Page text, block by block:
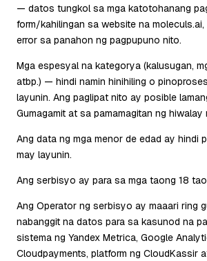
— datos tungkol sa mga katotohanang
form/kahilingan sa website na moleculs.ai,
error sa panahon ng pagpupuno nito.
Mga espesyal na kategorya (kalusugan,
atbp.) — hindi namin hinihiling o
layunin. Ang paglipat nito ay posible
Gumagamit at sa pamamagitan ng hiwalay
Ang data ng mga menor de edad ay hindi
may layunin.
Ang serbisyo ay para sa mga taong 18
Ang Operator ng serbisyo ay maaari ring
nabanggit na datos para sa kasunod na
sistema ng Yandex Metrica, Google
Cloudpayments, platform ng CloudKassir